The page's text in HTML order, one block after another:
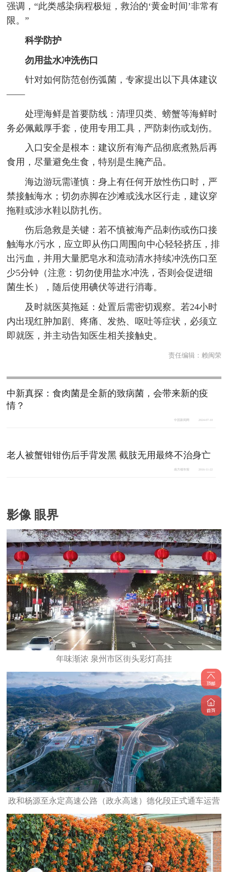
强调，“此类感染病程极短，救治的‘黄金时间’非常有
限。”
科学防护
勿用盐水冲洗伤口
针对如何防范创伤弧菌，专家提出以下具体建议
——
处理海鲜是首要防线：清理贝类、螃蟹等海鲜时
务必佩戴厚手套，使用专用工具，严防刺伤或划伤。
入口安全是根本：建议所有海产品彻底煮熟后再
食用，尽量避免生食，特别是生腌产品。
海边游玩需谨慎：身上有任何开放性伤口时，严
禁接触海水；切勿赤脚在沙滩或浅水区行走，建议穿
拖鞋或涉水鞋以防扎伤。
伤后急救是关键：若不慎被海产品刺伤或伤口接
触海水/污水，应立即从伤口周围向中心轻轻挤压，排
出污血，并用大量肥皂水和流动清水持续冲洗伤口至
少5分钟（注意：切勿使用盐水冲洗，否则会促进细
菌生长），随后使用碘伏等进行消毒。
及时就医莫拖延：处置后需密切观察。若24小时
内出现红肿加剧、疼痛、发热、呕吐等症状，必须立
即就医，并主动告知医生相关接触史。
责任编辑： 赖闽荣
中新真探：食肉菌是全新的致病菌，会带来新的疫
情？
中国新闻网 2024-07-10
老人被蟹钳钳伤后手背发黑 截肢无用最终不治身亡
南方都市报 2016-11-22
影像 眼界
年味渐浓 泉州市区街头彩灯高挂
政和杨源至永定高速公路（政永高速）德化段正式通车运营